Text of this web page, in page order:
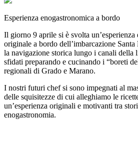
Esperienza enogastronomica a bordo
Il giorno 9 aprile si è svolta
originale a bordo dell’imbarcazione
la navigazione storica lungo i canali della
sfidati preparando e cucinando i “boreti
regionali di Grado e Marano.
I nostri futuri chef si sono impegnati al
delle squisitezze di cui alleghiamo le
un’esperienza originali e motivanti tra
enogastronomia.